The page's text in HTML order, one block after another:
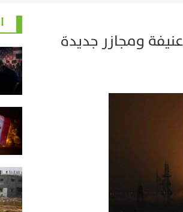
الـ27: اشتباكات عنيفة ومجازر جديدة